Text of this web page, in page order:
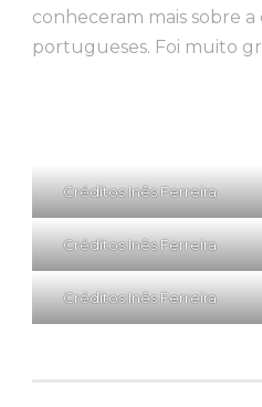
conheceram mais sobre
portugueses. Foi muito
Créditos:Inês Ferreira
Créditos:Inês Ferreira
Créditos:Inês Ferreira